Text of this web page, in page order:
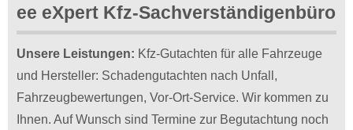
ee eXpert Kfz-Sachverständigenbüro
Unsere Leistungen: Kfz-Gutachten für alle Fahrzeuge
und Hersteller: Schadengutachten nach Unfall,
Fahrzeugbewertungen, Vor-Ort-Service. Wir kommen zu
Ihnen. Auf Wunsch sind Termine zur Begutachtung noch